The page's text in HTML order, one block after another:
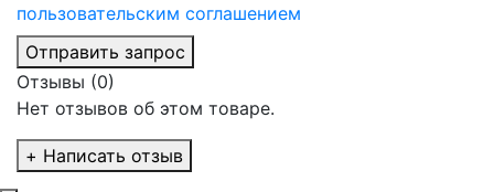
пользовательским соглашением
Отправить запрос
Отзывы (0)
Нет отзывов об этом товаре.
+ Написать отзыв